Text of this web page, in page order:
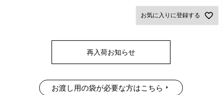
お気に入りに登録する
再入荷お知らせ
お渡し用の袋が必要な方はこちら